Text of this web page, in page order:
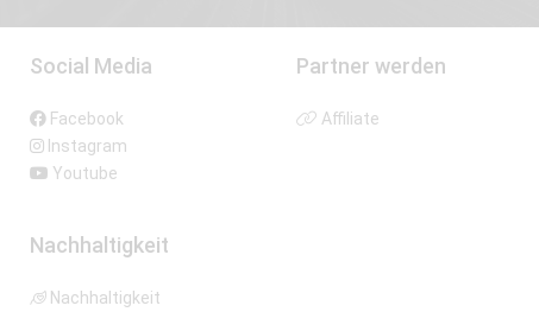
Social Media
Facebook
Instagram
Youtube
Nachhaltigkeit
Nachhaltigkeit
Partner werden
Affiliate